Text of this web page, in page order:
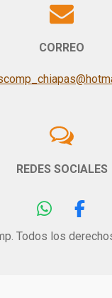
CORREO
REDES SOCIALES
W
h
F
a
Todos los